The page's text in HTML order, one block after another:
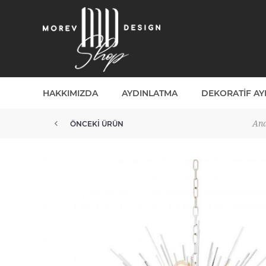
HAKKIMIZDA AYDINLATMA DEKORATIF
ÖNCEKI ÜRÜN